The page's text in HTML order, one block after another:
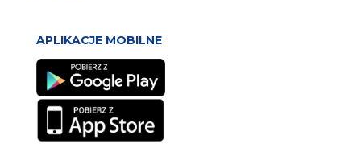
APLIKACJE MOBILNE